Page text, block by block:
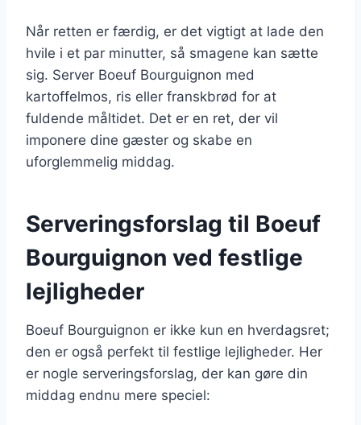
Når retten er færdig, er det vigtigt at lade den
hvile i et par minutter, så smagene kan sætte
sig. Server Boeuf Bourguignon med
kartoffelmos, ris eller franskbrød for at
fuldende måltidet. Det er en ret, der vil
imponere dine gæster og skabe en
uforglemmelig middag.
Serveringsforslag til Boeuf
Bourguignon ved festlige
lejligheder
Boeuf Bourguignon er ikke kun en hverdagsret;
den er også perfekt til festlige lejligheder. Her
er nogle serveringsforslag, der kan gøre din
middag endnu mere speciel: